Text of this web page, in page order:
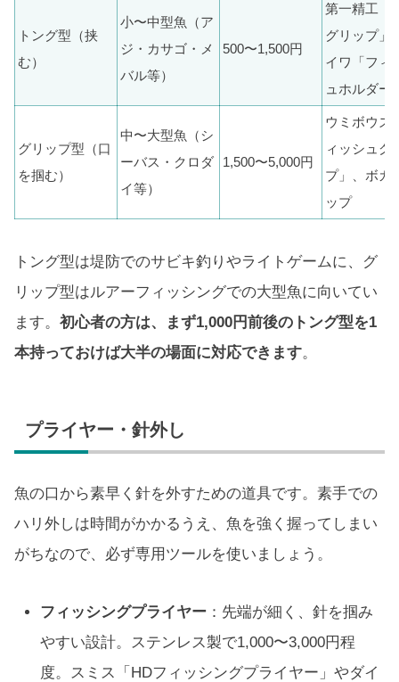
トング型（挟
む）
小〜中型魚（ア
ジ・カサゴ・メ
バル等）
500〜1,500円
第一精工「
グリップ」
イワ「フィ
ュホルダー
グリップ型（口
を掴む）
中〜大型魚（シ
ーバス・クロダ
イ等）
1,500〜5,000円
ウミボウズ
ィッシュグ
プ」、ボガ
ップ
トング型は堤防でのサビキ釣りやライトゲームに、グ
リップ型はルアーフィッシングでの大型魚に向いてい
ます。 初心者の方は、まず1,000円前後のトング型を1
本持っておけば大半の場面に対応できます。
プライヤー・針外し
魚の口から素早く針を外すための道具です。素手での
ハリ外しは時間がかかるうえ、魚を強く握ってしまい
がちなので、必ず専用ツールを使いましょう。
フィッシングプライヤー ：先端が細く、針を掴み
やすい設計。ステンレス製で1,000〜3,000円程
度。スミス「HDフィッシングプライヤー」やダイ